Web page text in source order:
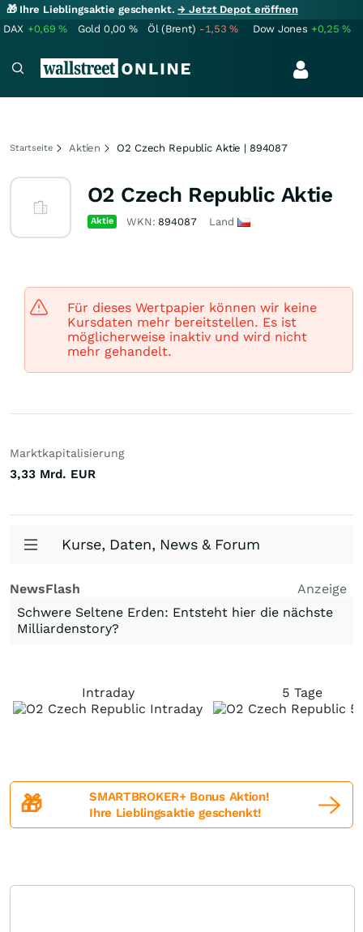
🎁 Ihre Lieblingsaktie geschenkt.→ Jetzt Depot eröffnen
DAX +0,69% Gold 0,00 % Öl (Brent) -1,53% Dow Jones +0,25%
Startseite Aktien O2 Czech Republic Aktie | 894087
O2 Czech Republic Aktie
Aktie WKN: 894087 Land
Für dieses Wertpapier können wir keine
Kursdaten mehr bereitstellen. Es ist
möglicherweise inaktiv und wird nicht
mehr gehandelt.
Marktkapitalisierung
3,33 Mrd. EUR
Kurse, Daten, News & Forum
NewsFlash
Anzeige
Schwere Seltene Erden: Entsteht hier die nächste
Milliardenstory?
Intraday 5 Tage
🎁
SMARTBROKER+ Bonus Aktion!
Ihre Lieblingsaktie geschenkt!